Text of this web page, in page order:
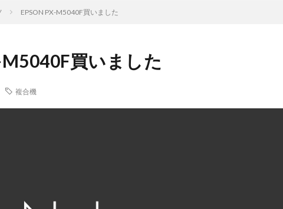
EPSON PX-M5040F買いました
M5040F買いました
複合機